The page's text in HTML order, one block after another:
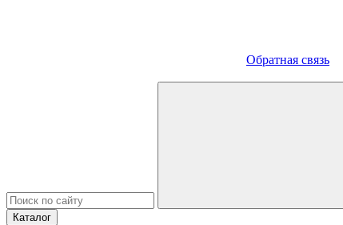
Обратная связь
Каталог